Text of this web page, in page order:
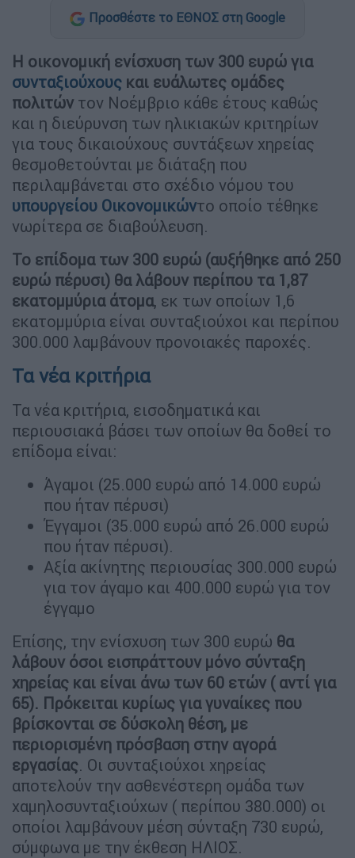
Προσθέστε το ΕΘΝΟΣ στη Google
Η οικονομική ενίσχυση των 300 ευρώ για
συνταξιούχους και ευάλωτες ομάδες
πολιτών τον Νοέμβριο κάθε έτους καθώς
και η διεύρυνση των ηλικιακών κριτηρίων
για τους δικαιούχους συντάξεων χηρείας
θεσμοθετούνται με διάταξη που
περιλαμβάνεται στο σχέδιο νόμου του
υπουργείου Οικονομικώντο οποίο τέθηκε
νωρίτερα σε διαβούλευση.
Το επίδομα των 300 ευρώ (αυξήθηκε από 250
ευρώ πέρυσι) θα λάβουν περίπου τα 1,87
εκατομμύρια άτομα, εκ των οποίων 1,6
εκατομμύρια είναι συνταξιούχοι και περίπου
300.000 λαμβάνουν προνοιακές παροχές.
Τα νέα κριτήρια
Τα νέα κριτήρια, εισοδηματικά και
περιουσιακά βάσει των οποίων θα δοθεί το
επίδομα είναι:
Άγαμοι (25.000 ευρώ από 14.000 ευρώ
που ήταν πέρυσι)
Έγγαμοι (35.000 ευρώ από 26.000 ευρώ
που ήταν πέρυσι).
Αξία ακίνητης περιουσίας 300.000 ευρώ
για τον άγαμο και 400.000 ευρώ για τον
έγγαμο
Επίσης, την ενίσχυση των 300 ευρώ θα
λάβουν όσοι εισπράττουν μόνο σύνταξη
χηρείας και είναι άνω των 60 ετών ( αντί για
65). Πρόκειται κυρίως για γυναίκες που
βρίσκονται σε δύσκολη θέση, με
περιορισμένη πρόσβαση στην αγορά
εργασίας. Oι συνταξιούχοι χηρείας
αποτελούν την ασθενέστερη ομάδα των
χαμηλοσυνταξιούχων ( περίπου 380.000) οι
οποίοι λαμβάνουν μέση σύνταξη 730 ευρώ,
σύμφωνα με την έκθεση ΗΛΙΟΣ.